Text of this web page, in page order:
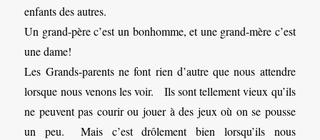
enfants des autres.
Un grand-père c’est un bonhomme, et une grand-mère c’est
une dame!
Les Grands-parents ne font rien d’autre que nous attendre
lorsque nous venons les voir. Ils sont tellement vieux qu’ils
ne peuvent pas courir ou jouer à des jeux où on se pousse
un peu. Mais c’est drôlement bien lorsqu’ils nous